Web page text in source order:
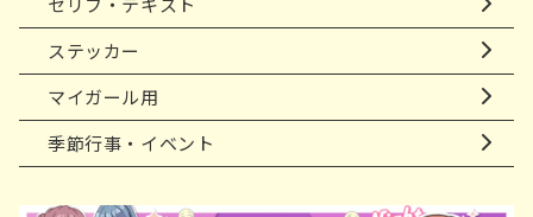
ステッカー
マイガール用
季節行事・イベント